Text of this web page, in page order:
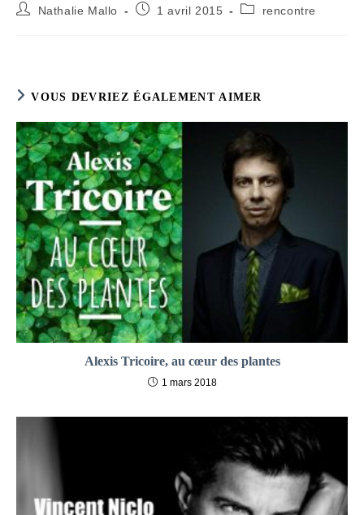
Auteur/autrice
Nathalie Mallo
Publication
1 avril 2015
Postrencontre
VOUS DEVRIEZ ÉGALEMENT AIMER
Alexis Tricoire, au cœur des plantes
1 mars 2018